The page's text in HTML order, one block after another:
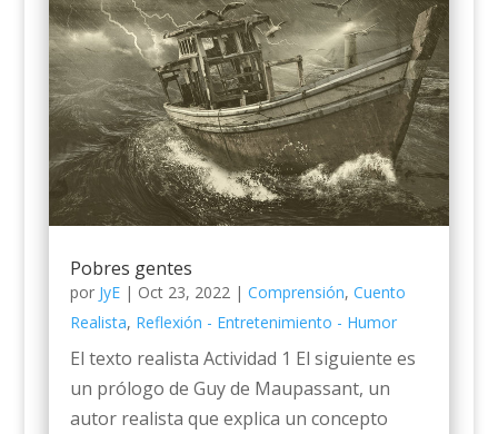
Pobres gentes
por JyE| Oct 23, 2022 | Comprensión, Cuento
Realista, Reflexión - Entretenimiento - Humor
El texto realista Actividad 1 El siguiente es
un prólogo de Guy de Maupassant, un
autor realista que explica un concepto